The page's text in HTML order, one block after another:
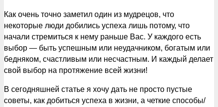
Как очень точно заметил один из мудрецов, что
некоторые люди добились успеха лишь потому, что
начали стремиться к нему раньше Вас. У каждого есть
выбор — быть успешным или неудачником, богатым или
бедняком, счастливым или несчастным. И каждый делает
свой выбор на протяжение всей жизни!
В сегодняшней статье я хочу дать не просто пустые
советы, как добиться успеха в жизни, а четкие способы/